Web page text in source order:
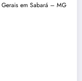
Gerais em Sabará – MG